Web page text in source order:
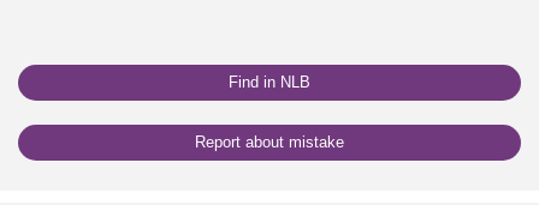
Find in NLB
Report about mistake